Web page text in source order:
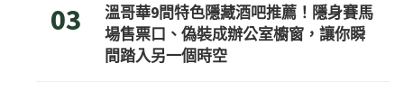
03
溫哥華9間特色隱藏酒吧推薦！隱身賽馬
場售票口、偽裝成辦公室櫥窗，讓你瞬
間踏入另一個時空